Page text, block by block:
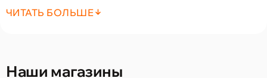
к/с, умный G-сенсор и HDR обеспечивают высокую
информативность видео в любых условиях 🌦️.
📌 Передняя камера: 1080p, 60fps, HDR, угол 130°
ЧИТАТЬ БОЛЬШЕ
Наши магазины